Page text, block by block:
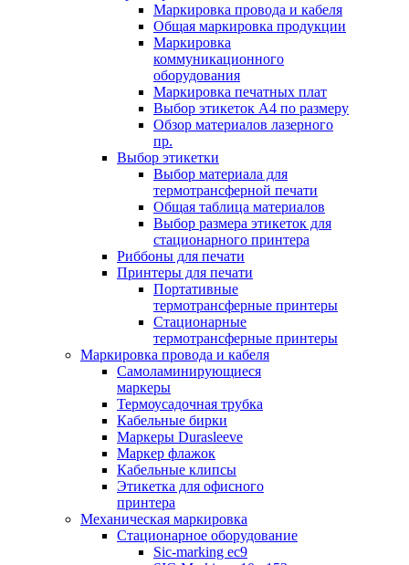
Маркировка провода и кабеля
Общая маркировка продукции
Маркировка
коммуникационного
оборудования
Маркировка печатных плат
Выбор этикеток А4 по размеру
Обзор материалов лазерного
пр.
Выбор этикетки
Выбор материала для
термотрансферной печати
Общая таблица материалов
Выбор размера этикеток для
стационарного принтера
Риббоны для печати
Принтеры для печати
Портативные
термотрансферные принтеры
Стационарные
термотрансферные принтеры
Маркировка провода и кабеля
Самоламинирующиеся
маркеры
Термоусадочная трубка
Кабельные бирки
Маркеры Durasleeve
Маркер флажок
Кабельные клипсы
Этикетка для офисного
принтера
Механическая маркировка
Стационарное оборудование
Sic-marking ec9